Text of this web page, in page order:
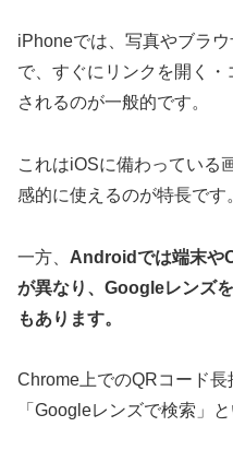
iPhoneでは、写真やブラ
で、すぐにリンクを開く
されるのが一般的です。
これはiOSに備わっている
感的に使えるのが特長です
一方、 Androidでは端末や
が異なり、Googleレンズ
もあります。
Chrome上でのQRコード長
「Googleレンズで検索」